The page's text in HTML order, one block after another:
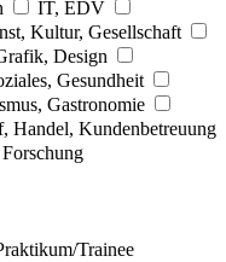
IT, EDV
Kultur, Gesellschaft
Design
Gesundheit
Gastronomie
Handel, Kundenbetreuung
Trainee